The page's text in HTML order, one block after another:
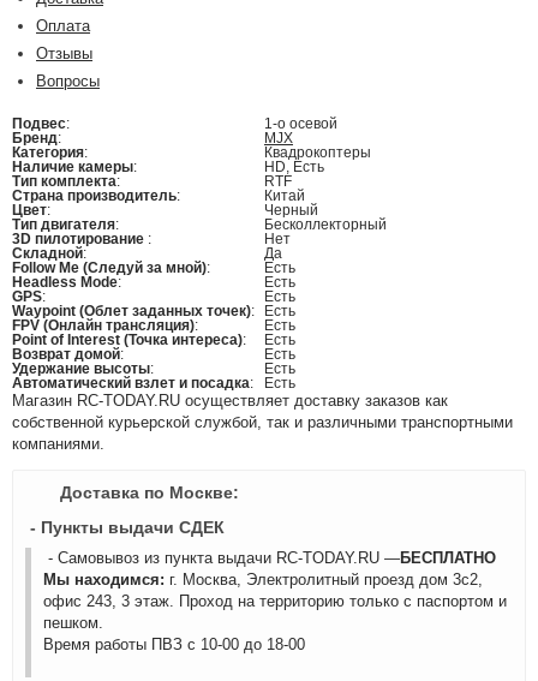
Оплата
Отзывы
Вопросы
Подвес:
1-о осевой
Бренд:
MJX
Категория:
Квадрокоптеры
Наличие камеры:
HD, Есть
Тип комплекта:
RTF
Страна производитель:
Китай
Цвет:
Черный
Тип двигателя:
Бесколлекторный
3D пилотирование :
Нет
Складной:
Да
Follow Me (Следуй за мной):
Есть
Headless Mode:
Есть
GPS:
Есть
Waypoint (Облет заданных точек):
Есть
FPV (Онлайн трансляция):
Есть
Point of Interest (Точка интереса):
Есть
Возврат домой:
Есть
Удержание высоты:
Есть
Автоматический взлет и посадка: Есть
Магазин RC-TODAY.RU осуществляет доставку заказов как
собственной курьерской службой, так и различными транспортными
компаниями.
Доставка по Москве:
- Пункты выдачи СДЕК
- Самовывоз из пункта выдачи RC-TODAY.RU —БЕСПЛАТНО
Мы находимся: г. Москва, Электролитный проезд дом 3с2,
офис 243, 3 этаж. Проход на территорию только с паспортом и
пешком.
Время работы ПВЗ с 10-00 до 18-00